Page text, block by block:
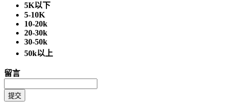
5K以下
5-10K
10-20k
20-30k
30-50k
50k以上
留言